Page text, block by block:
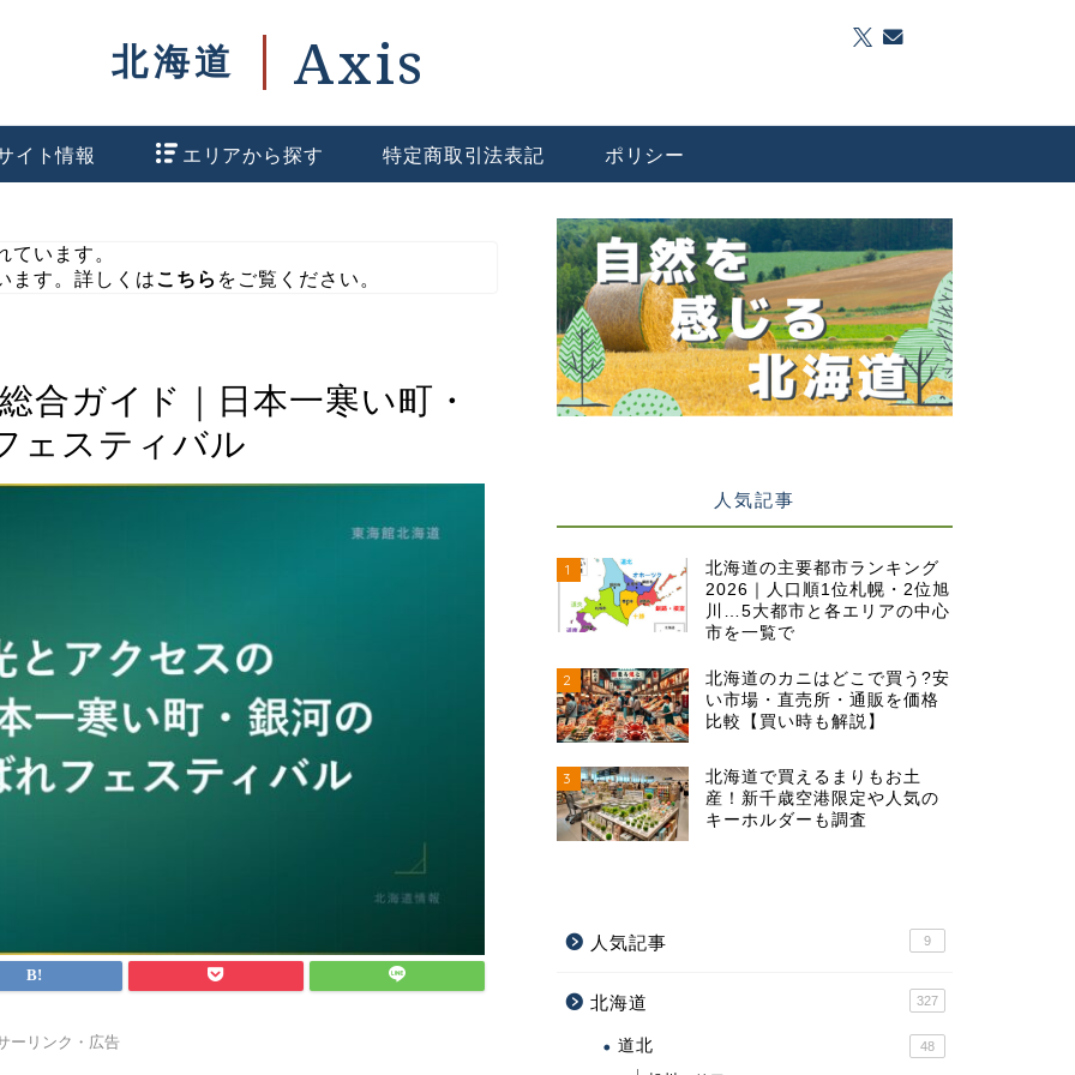
イト情報 エリアから探す 特定商取引法表記 ポリシー
います。
ます。詳しくはこちら をご覧ください。
合ガイド｜日本一寒い町・
ェスティバル
ーリンク・広告
人気記事
1
北海道の主要都市ランキング
2026｜人口順1位札幌・2位旭
川…5大都市と各エリアの中心
市を一覧で
2
北海道のカニはどこで買う?安
い市場・直売所・通販を価格
比較【買い時も解説】
3
北海道で買えるまりもお土
産！新千歳空港限定や人気の
キーホルダーも調査
人気記事 9
北海道 327
道北 48